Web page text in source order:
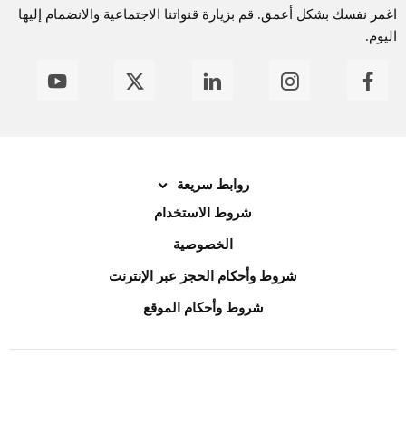
اغمر نفسك بشكل أعمق. قم بزيارة قنواتنا الاجتماعية والانضمام إليها
اليوم.
روابط سريعة
شروط الاستخدام
الخصوصية
شروط وأحكام الحجز عبر الإنترنت
شروط وأحكام الموقع